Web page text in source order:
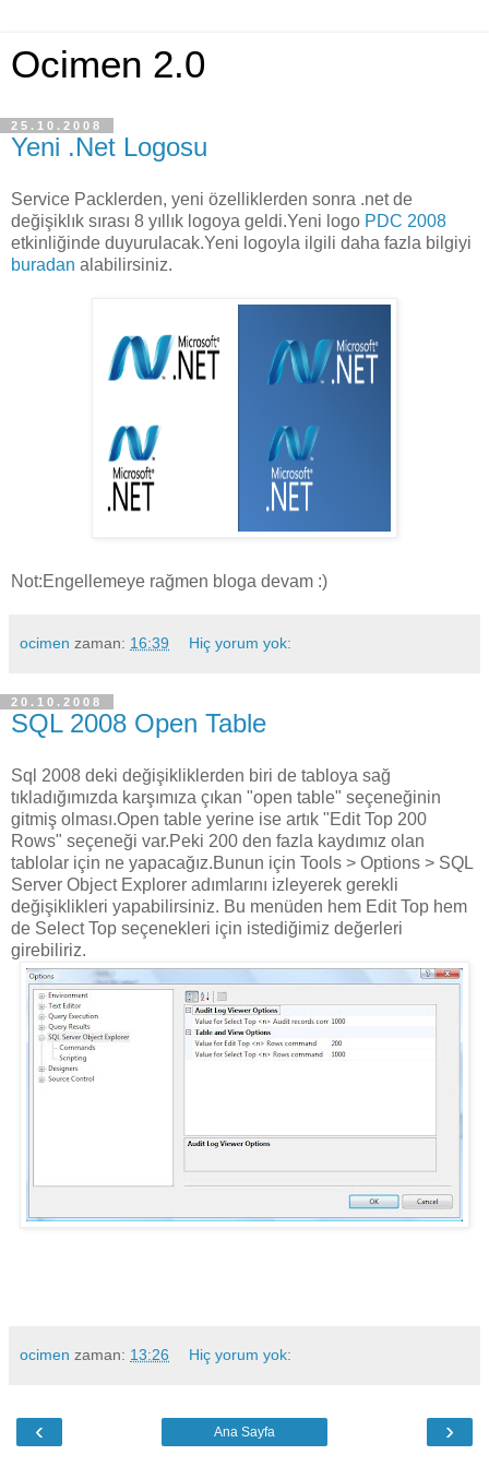
Ocimen 2.0
25.10.2008
Yeni .Net Logosu
Service Packlerden, yeni özelliklerden sonra .net de
değişiklık sırası 8 yıllık logoya geldi.Yeni logo PDC 2008
etkinliğinde duyurulacak.Yeni logoyla ilgili daha fazla bilgiyi
buradan alabilirsiniz.
Not:Engellemeye rağmen bloga devam :)
ocimen zaman: 16:39 Hiç yorum yok:
20.10.2008
SQL 2008 Open Table
Sql 2008 deki değişikliklerden biri de tabloya sağ
tıkladığımızda karşımıza çıkan "open table" seçeneğinin
gitmiş olması.Open table yerine ise artık "Edit Top 200
Rows" seçeneği var.Peki 200 den fazla kaydımız olan
tablolar için ne yapacağız.Bunun için Tools > Options > SQL
Server Object Explorer adımlarını izleyerek gerekli
değişiklikleri yapabilirsiniz. Bu menüden hem Edit Top hem
de Select Top seçenekleri için istediğimiz değerleri
girebiliriz.
ocimen zaman: 13:26 Hiç yorum yok:
‹ ›
Ana Sayfa